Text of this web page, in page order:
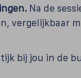
Na de
vergelijkbaar
bij jou in de